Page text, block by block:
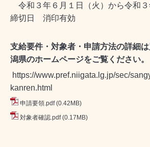
令和３年６月１日（火）から令和３
締切日 消印有効
支給要件・対象者・申請方法の詳細
潟県のホームページをご覧ください。
https://www.pref.niigata.lg.jp/sec/
kanren.html
申請要領.pdf (0.42MB)
対象者確認.pdf (0.17MB)